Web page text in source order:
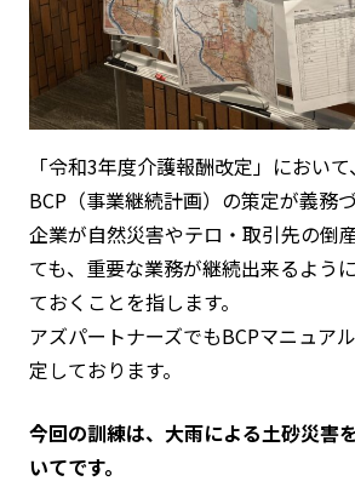
「令和3年度介護報酬改定」におい
BCP（事業継続計画）の策定が義務
企業が自然災害やテロ・取引先の倒
ても、重要な業務が継続出来るよう
ておくことを指します。
アズパートナーズでもBCPマニュア
定しております。
今回の訓練は、大雨による土砂災害
いてです。